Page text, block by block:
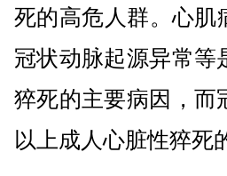
死的高危人群。心肌
冠状动脉起源异常等
猝死的主要病因，而
以上成人心脏性猝死